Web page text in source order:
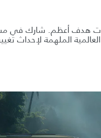
هدف أعظم. شارك في
الملهمة لإحداث